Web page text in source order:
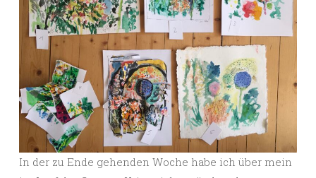
In der zu Ende gehenden Woche habe ich über mein